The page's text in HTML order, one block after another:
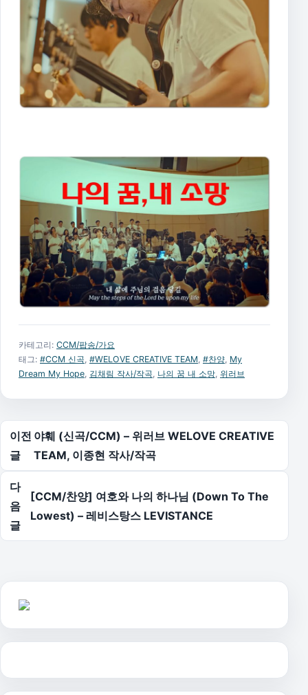
카테고리: CCM/팝송/가요
태그: #CCM 신곡 #WELOVE CREATIVE TEAM #찬양 My
Dream My Hope 김채림 작사/작곡 나의 꿈 내 소망 위러브
글 탐색
이전
글
야훼 (신곡/CCM) – 위러브 WELOVE CREATIVE
TEAM, 이종현 작사/작곡
다
음
글
[CCM/찬양] 여호와 나의 하나님 (Down To The
Lowest) – 레비스탕스 LEVISTANCE